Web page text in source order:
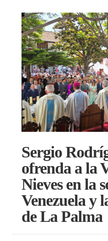
Sergio
ofrenda a la
Nieves en la
Venezuela y
de La Palma